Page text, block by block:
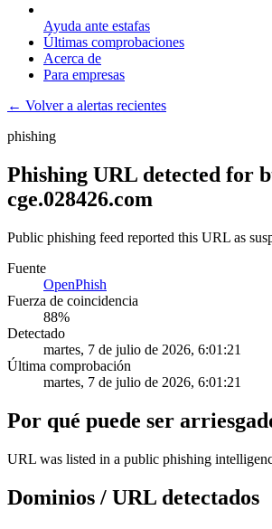
Ayuda ante estafas
Últimas comprobaciones
Acerca de
Para empresas
← Volver a alertas recientes
phishing
Phishing URL detected for
cge.028426.com
Public phishing feed reported this URL as
Fuente
OpenPhish
Fuerza de coincidencia
88%
Detectado
martes, 7 de julio de 2026, 6:01:21
Última comprobación
martes, 7 de julio de 2026, 6:01:21
Por qué puede ser
URL was listed in a public phishing
Dominios / URL detectados